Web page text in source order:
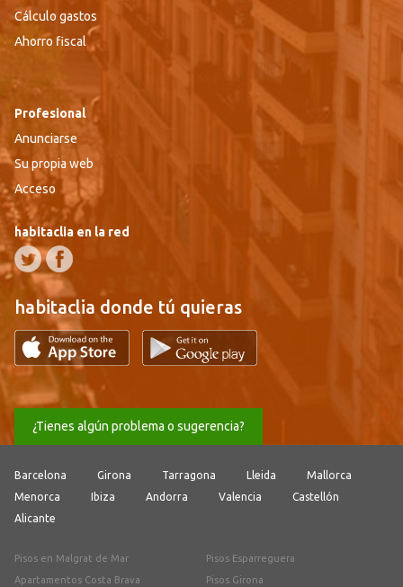
Cálculo gastos
Ahorro fiscal
Profesional
Anunciarse
Su propia web
Acceso
habitaclia en la red
habitaclia donde tú quieras
¿Tienes algún problema o sugerencia?
Barcelona Girona Tarragona Lleida
Mallorca
Menorca
Ibiza Andorra Valencia
Castellón
Alicante
Pisos en Malgrat de Mar
Apartamentos Costa Brava
Pisos Esparreguera
Pisos Girona